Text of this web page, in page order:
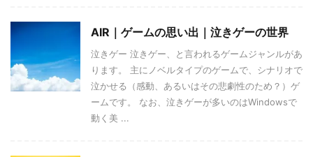
AIR｜ゲームの思い出｜泣きゲーの世界
泣きゲー 泣きゲー、と言われるゲームジャンルがあ
ります。 主にノベルタイプのゲームで、シナリオで
泣かせる（感動、あるいはその悲劇性のため？）ゲ
ームです。 なお、泣きゲーが多いのはWindowsで
動く美 ...